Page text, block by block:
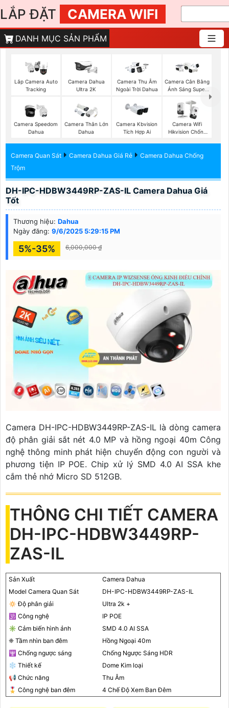
LẮP ĐẶT CAMERA WIFI
DANH MỤC SẢN PHẨM
Lắp Camera Auto
Tracking
Camera Dahua
Ultra 2K
Camera Thu Âm
Ngoài Trời Dahua
Camera Cân Bằng
Ánh Sáng Super
Camera Speedom
Dahua
Camera Thân Lớn
Dahua
Camera Kbvision
Tích Hợp Ai
Camera Wifi
Hikvision Chống
Camera Quan Sát Camera Dahua Giá Rẻ
Camera Dahua Chống
Trộm
DH-IPC-HDBW3449RP-ZAS-IL Camera Dahua Giá
Tốt
Thương hiệu: Dahua
Ngày đăng: 9/6/2025 5:29:15 PM
5%-35% 6,000,000 ₫
Camera DH-IPC-HDBW3449RP-ZAS-IL là dòng camera
độ phân giải sắt nét 4.0 MP và hồng ngoại 40m Công
nghệ thông minh phát hiện chuyển động con người và
phương tiện IP POE. Chip xử lý SMD 4.0 AI SSA khe
cắm thẻ nhớ Micro SD 512GB.
THÔNG CHI TIẾT CAMERA
DH-IPC-HDBW3449RP-
ZAS-IL
Sản Xuất
Camera Dahua
Model Camera Quan Sát
DH-IPC-HDBW3449RP-ZAS-IL
🔅 Độ phân giải
Ultra 2k +
🕉️ Công nghệ
IP POE
✳️ Cảm biến hình ảnh
SMD 4.0 AI SSA
❈ Tầm nhìn ban đêm
Hồng Ngoại 40m
🕎 Chống ngược sáng
Chống Ngược Sáng HDR
❄ Thiết kế
Dome Kim loại
📢 Chức năng
Thu Âm
🎖️ Công nghệ ban đêm
4 Chế Độ Xem Ban Đêm